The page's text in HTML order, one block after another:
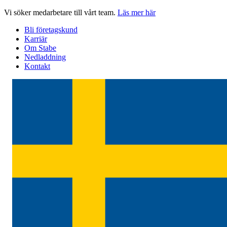
Hoppa
innehåll
Vi söker medarbetare till vårt team. Läs mer här
Bli företagskund
Karriär
Om Stabe
Nedladdning
Kontakt